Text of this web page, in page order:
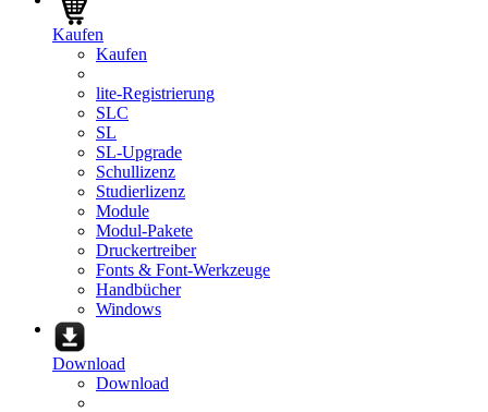
Kaufen
Kaufen
lite-Registrierung
SLC
SL
SL-Upgrade
Schullizenz
Studierlizenz
Module
Modul-Pakete
Druckertreiber
Fonts & Font-Werkzeuge
Handbücher
Windows
Download
Download